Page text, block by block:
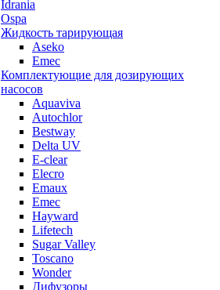
Idrania
Ospa
Жидкость тарирующая
Aseko
Emec
Комплектующие для дозирующих
насосов
Aquaviva
Autochlor
Bestway
Delta UV
E-clear
Elecro
Emaux
Emec
Hayward
Lifetech
Sugar Valley
Toscano
Wonder
Дифузоры